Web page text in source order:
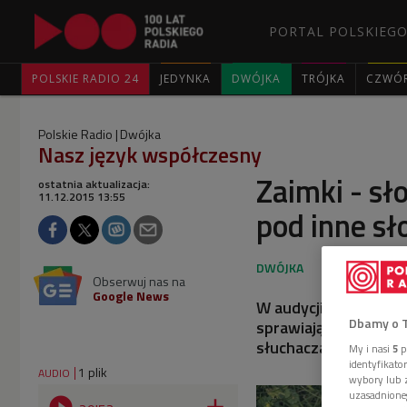
PORTAL
POLSKIE RADIO 24 JEDYNKA DWÓJKA TRÓJKA
Polskie Radio Dwójka
Nasz język współczesny
Zaimki -
pod inne
ostatnia aktualizacja:
11.12.2015 13:55
Obserwuj nas na
Google News
W audycji "Nasz
sprawiają nam
słuchaczami
AUDIO 1 plik
Dbamy o
My i nasi 5
wybory lub